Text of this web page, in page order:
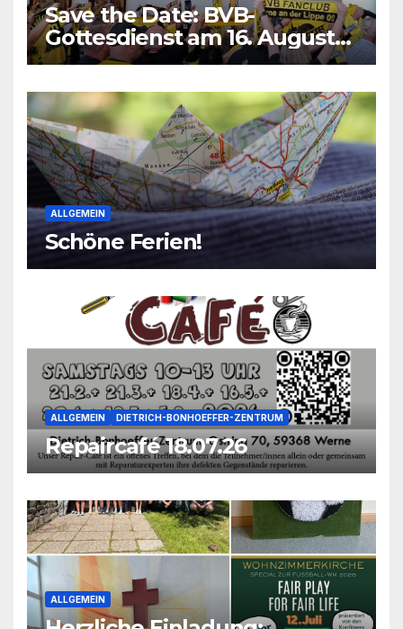
Save the Date: BVB-
Gottesdienst am 16. August
2026
ALLGEMEIN
Schöne Ferien!
ALLGEMEIN DIETRICH-BONHOEFFER-ZENTRUM
Repaircafé 18.07.26
ALLGEMEIN